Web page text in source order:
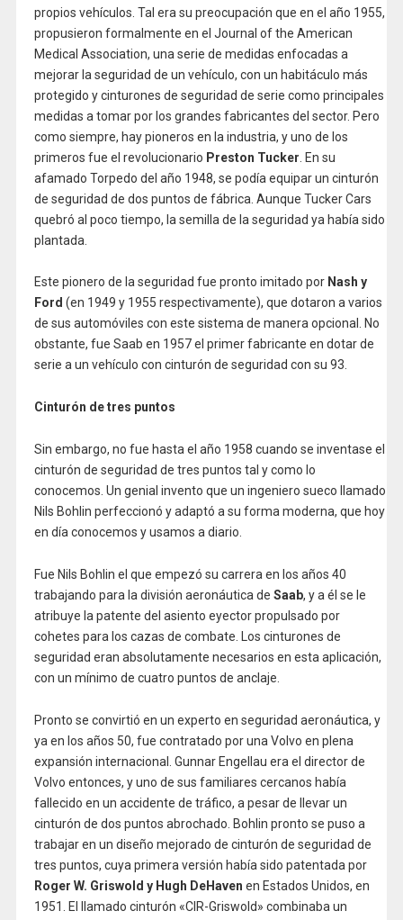
propios vehículos. Tal era su preocupación que en el año 1955,
propusieron formalmente en el Journal of the American
Medical Association, una serie de medidas enfocadas a
mejorar la seguridad de un vehículo, con un habitáculo más
protegido y cinturones de seguridad de serie como principales
medidas a tomar por los grandes fabricantes del sector. Pero
como siempre, hay pioneros en la industria, y uno de los
primeros fue el revolucionario Preston Tucker . En su
afamado Torpedo del año 1948, se podía equipar un cinturón
de seguridad de dos puntos de fábrica. Aunque Tucker Cars
quebró al poco tiempo, la semilla de la seguridad ya había sido
plantada.
Este pionero de la seguridad fue pronto imitado por Nash y
Ford (en 1949 y 1955 respectivamente), que dotaron a varios
de sus automóviles con este sistema de manera opcional. No
obstante, fue Saab en 1957 el primer fabricante en dotar de
serie a un vehículo con cinturón de seguridad con su 93.
Cinturón de tres puntos
Sin embargo, no fue hasta el año 1958 cuando se inventase el
cinturón de seguridad de tres puntos tal y como lo
conocemos. Un genial invento que un ingeniero sueco llamado
Nils Bohlin perfeccionó y adaptó a su forma moderna, que hoy
en día conocemos y usamos a diario.
Fue Nils Bohlin el que empezó su carrera en los años 40
trabajando para la división aeronáutica de Saab, y a él se le
atribuye la patente del asiento eyector propulsado por
cohetes para los cazas de combate. Los cinturones de
seguridad eran absolutamente necesarios en esta aplicación,
con un mínimo de cuatro puntos de anclaje.
Pronto se convirtió en un experto en seguridad aeronáutica, y
ya en los años 50, fue contratado por una Volvo en plena
expansión internacional. Gunnar Engellau era el director de
Volvo entonces, y uno de sus familiares cercanos había
fallecido en un accidente de tráfico, a pesar de llevar un
cinturón de dos puntos abrochado. Bohlin pronto se puso a
trabajar en un diseño mejorado de cinturón de seguridad de
tres puntos, cuya primera versión había sido patentada por
Roger W. Griswold y Hugh DeHaven en Estados Unidos, en
1951. El llamado cinturón «CIR-Griswold» combinaba un